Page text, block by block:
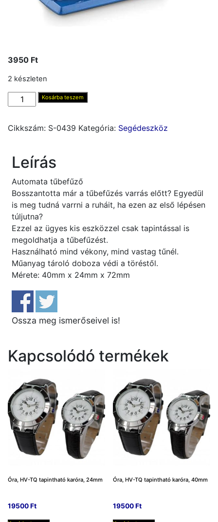
3950 Ft
2 készleten
Autómata
tűbefűző
Kosárba teszem
Cikkszám: S-0439 Kategória: Segédeszköz
Leírás
Automata tűbefűző
Bosszantotta már a tűbefűzés varrás előtt? Egyedül
is meg tudná varrni a ruháit, ha ezen az első lépésen
túljutna?
Ezzel az ügyes kis eszközzel csak tapintással is
megoldhatja a tűbefűzést.
Használható mind vékony, mind vastag tűnél.
Műanyag tároló doboza védi a töréstől.
Mérete: 40mm x 24mm x 72mm
Ossza meg ismerőseivel is!
Kapcsolódó termékek
Óra, HV-TQ tapintható karóra, 24mm
19500Ft
Óra, HV-TQ tapintható karóra, 40mm
19500Ft